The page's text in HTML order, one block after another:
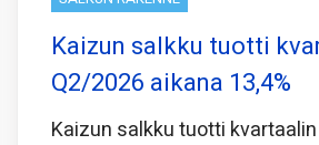
Kaizun salkku tuotti
Q2/2026 aikana 13,4%
Kaizun salkku tuotti